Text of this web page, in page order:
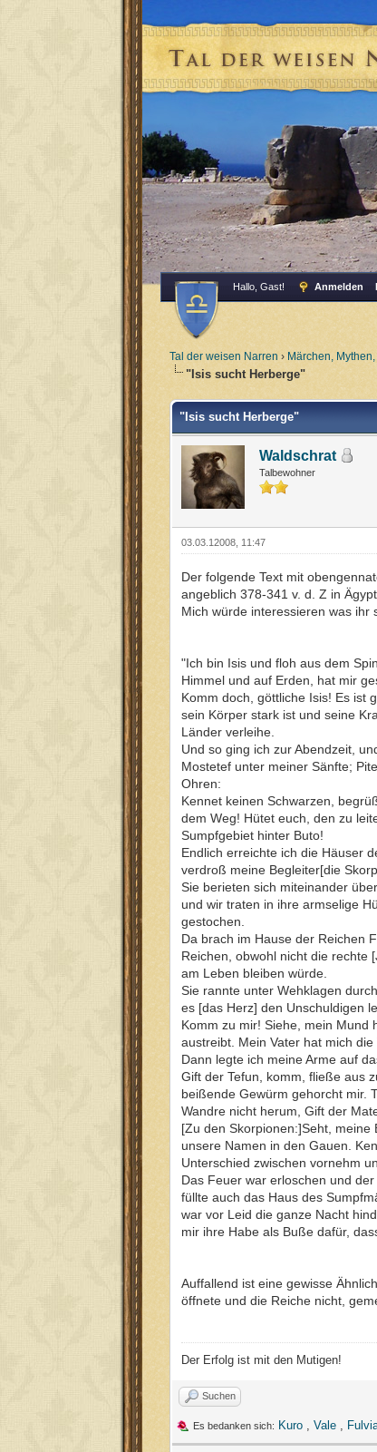
Hallo, Gast! Anmelden
Tal der weisen Narren › Märchen,
"Isis sucht Herberge"
"Isis sucht Herberge"
Waldschrat
Talbewohner
03.03.12008, 11:47
Der folgende Text mit
angeblich 378-341 v. d. Z in
Mich würde interessieren was ihr
"Ich bin Isis und floh aus dem
Himmel und auf Erden, hat mir
Komm doch, göttliche Isis! Es ist
sein Körper stark ist und seine
Länder verleihe.
Und so ging ich zur Abendzeit,
Mostetef unter meiner Sänfte;
Ohren:
Kennet keinen Schwarzen,
dem Weg! Hütet euch, den zu
Sumpfgebiet hinter Buto!
Endlich erreichte ich die Häuser
verdroß meine Begleiter[die
Sie berieten sich miteinander
und wir traten in ihre armselige
gestochen.
Da brach im Hause der Reichen
Reichen, obwohl nicht die rechte
am Leben bleiben würde.
Sie rannte unter Wehklagen
es [das Herz] den Unschuldigen
Komm zu mir! Siehe, mein Mund
austreibt. Mein Vater hat mich
Dann legte ich meine Arme auf
Gift der Tefun, komm, fließe aus
beißende Gewürm gehorcht mir.
Wandre nicht herum, Gift der
[Zu den Skorpionen:]Seht,
unsere Namen in den Gauen.
Unterschied zwischen vornehm
Das Feuer war erloschen und
füllte auch das Haus des
war vor Leid die ganze Nacht
mir ihre Habe als Buße dafür,
Auffallend ist eine gewisse
öffnete und die Reiche nicht,
Der Erfolg ist mit den Mutigen!
Suchen
Es bedanken sich: Kuro Vale